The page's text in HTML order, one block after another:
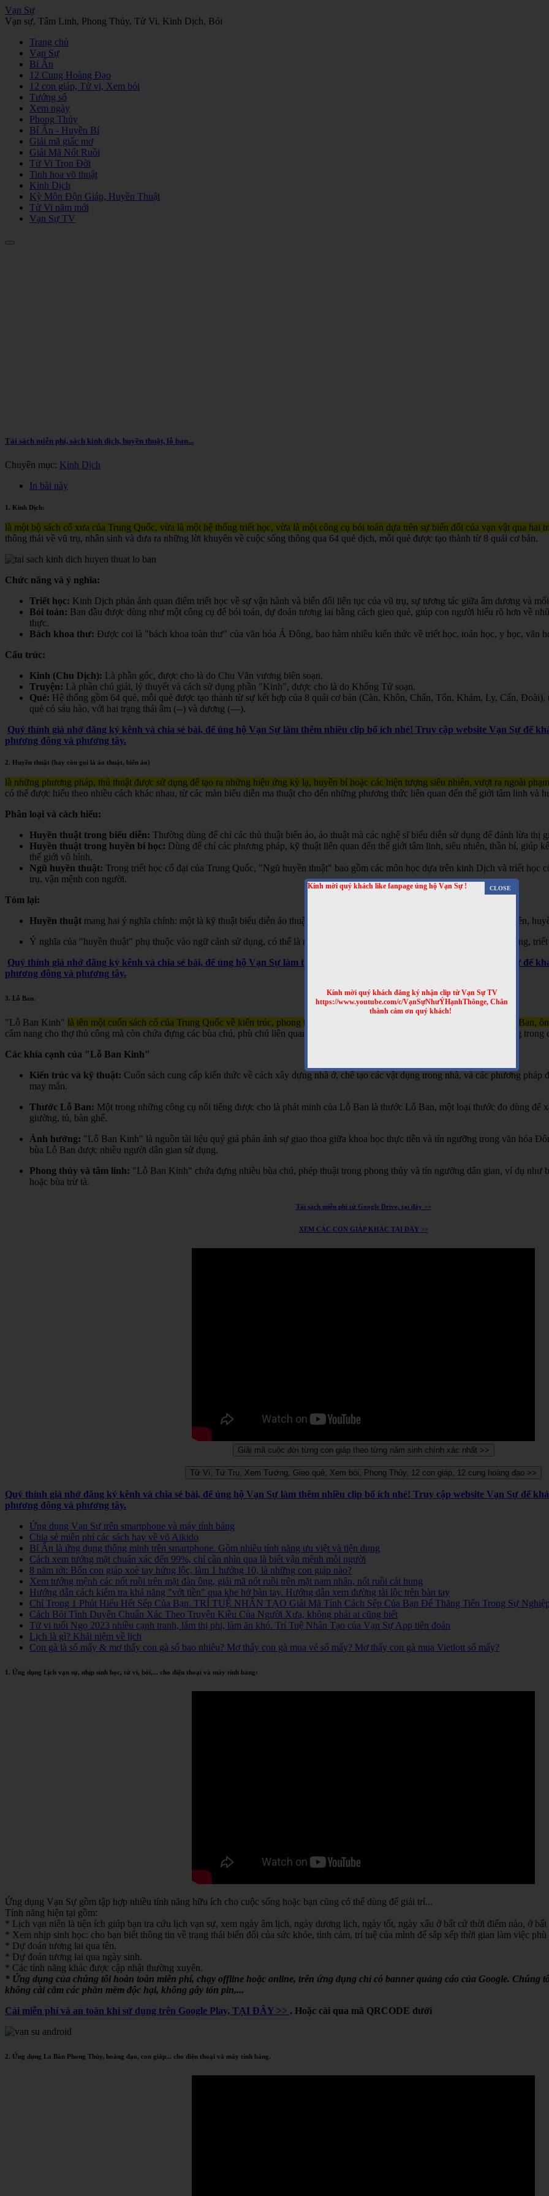
Kính mời quý khách like fanpage ủng hộ Vạn Sự !
Kính mời quý khách đăng ký nhận clip từ Vạn Sự TV
https://www.youtube.com/c/VạnSựNhưÝHạnhThônge, Chân
thành cảm ơn quý khách!
Vạn Sự
Vạn sự, Tâm Linh, Phong Thủy, Tử Vi, Kinh Dịch, Bói
Trang chủ
Vạn Sự
Bí Ẩn
12 Cung Hoàng Đạo
12 con giáp, Tử vi, Xem bói
Tướng số
Xem ngày
Phong Thủy
Bí Ẩn - Huyền Bí
Giải mã giấc mơ
Giải Mã Nốt Ruồi
Tử Vi Trọn Đời
Tinh hoa võ thuật
Kinh Dịch
Kỳ Môn Độn Giáp, Huyền Thuật
Tử Vi năm mới
Vạn Sự TV
Tải sách miễn phí, sách kinh dịch, huyền thuật, lỗ ban...
Chuyên mục: Kinh Dịch
In bài này
1. Kinh Dịch:
là một bộ sách cổ xưa của Trung Quốc, vừa là một hệ thống triết học, vừa là một công cụ bói toán dựa trên sự biến đổi của vạn vật qua hai
thông thái về vũ trụ, nhân sinh và đưa ra những lời khuyên về cuộc sống thông qua 64 quẻ dịch, mỗi quẻ được tạo thành từ 8 quái cơ bản.
Chức năng và ý nghĩa:
Triết học: Kinh Dịch phản ánh quan điểm triết học về sự vận hành và biến đổi liên tục của vũ trụ, sự tương tác giữa âm dương và
Bói toán: Ban đầu được dùng như một công cụ để bói toán, dự đoán tương lai bằng cách gieo quẻ, giúp con người hiểu rõ hơn về
thực.
Bách khoa thư: Được coi là "bách khoa toàn thư" của văn hóa Á Đông, bao hàm nhiều kiến thức về triết học, toán học, y học, văn
Cấu trúc:
Kinh (Chu Dịch): Là phần gốc, được cho là do Chu Văn vương biên soạn.
Truyện: Là phần chú giải, lý thuyết và cách sử dụng phần "Kinh", được cho là do Khổng Tử soạn.
Quẻ: Hệ thống gồm 64 quẻ, mỗi quẻ được tạo thành từ sự kết hợp của 8 quái cơ bản (Càn, Khôn, Chấn, Tốn, Khảm, Ly, Cấn,
quẻ có sáu hào, với hai trạng thái âm (--) và dương (—).
Quý thính giả nhớ đăng ký kênh và chia sẻ bài, để ủng hộ Vạn Sự làm thêm nhiều clip bổ ích nhé! Truy cập website Vạn Sự để
phương đông và phương tây.
2. Huyền thuật (hay còn gọi là ảo thuật, biến ảo)
là những phương pháp, thủ thuật được sử dụng để tạo ra những hiệu ứng kỳ lạ, huyền bí hoặc các hiện tượng siêu nhiên, vượt ra ngoài
có thể được hiểu theo nhiều cách khác nhau, từ các màn biểu diễn ma thuật cho đến những phương thức liên quan đến thế giới tâm linh và
Phân loại và cách hiểu:
Huyền thuật trong biểu diễn: Thường dùng để chỉ các thủ thuật biến ảo, ảo thuật mà các nghệ sĩ biểu diễn sử dụng để đánh lừa thị
Huyền thuật trong huyền bí học: Dùng để chỉ các phương pháp, kỹ thuật liên quan đến thế giới tâm linh, siêu nhiên, thần bí, giúp
thế giới vô hình.
Ngũ huyền thuật: Trong triết học cổ đại của Trung Quốc, "Ngũ huyền thuật" bao gồm các môn học dựa trên kinh Dịch và triết học
trụ, vận mệnh con người.
Tóm lại:
Huyền thuật mang hai ý nghĩa chính: một là kỹ thuật biểu diễn ảo thuật, hai là phương pháp giải thích các hiện tượng siêu nhiên,
Ý nghĩa của "huyền thuật" phụ thuộc vào ngữ cảnh sử dụng, có thể là một hình thức giải trí hoặc là một phần của các tín ngưỡng,
Quý thính giả nhớ đăng ký kênh và chia sẻ bài, để ủng hộ Vạn Sự làm thêm nhiều clip bổ ích nhé! Truy cập website Vạn Sự để
phương đông và phương tây.
3. Lỗ Ban.
"Lỗ Ban Kinh" là tên một cuốn sách cổ của Trung Quốc về kiến trúc, phong thủy và kỹ thuật xây dựng, gắn liền với tên tuổi của Lỗ Ban,
cẩm nang cho thợ thủ công mà còn chứa đựng các bùa chú, phù chú liên quan đến việc xây nhà, làm đồ đạc, và đôi khi được sử dụng
Các khía cạnh của "Lỗ Ban Kinh"
Kiến trúc và kỹ thuật: Cuốn sách cung cấp kiến thức về cách xây dựng nhà ở, chế tạo các vật dụng trong nhà, và các phương
may mắn.
Thước Lỗ Ban: Một trong những công cụ nổi tiếng được cho là phát minh của Lỗ Ban là thước Lỗ Ban, một loại thước đo dùng để
giường, tủ, bàn ghế.
Ảnh hưởng: "Lỗ Ban Kinh" là nguồn tài liệu quý giá phản ánh sự giao thoa giữa khoa học thực tiễn và tín ngưỡng trong văn hóa
bùa Lỗ Ban được nhiều người dân gian sử dụng.
Phong thủy và tâm linh: "Lỗ Ban Kinh" chứa đựng nhiều bùa chú, phép thuật trong phong thủy và tín ngưỡng dân gian, ví dụ như
hoặc bùa trừ tà.
Tải sách miễn phí từ Google Drive, tại đây >>
XEM CÁC CON GIÁP KHÁC TẠI ĐÂY >>
Quý thính giả nhớ đăng ký kênh và chia sẻ bài, để ủng hộ Vạn Sự làm thêm nhiều clip bổ ích nhé! Truy cập website Vạn Sự để
phương đông và phương tây.
Ứng dụng Vạn Sự trên smartphone và máy tính bảng
Chia sẻ miễn phí các sách hay về võ Aikido
Bí Ẩn là ứng dụng thông minh trên smartphone. Gồm nhiều tính năng ưu việt và tiện dụng
Cách xem tướng mặt chuẩn xác đến 99%, chỉ cần nhìn qua là biết vận mệnh mỗi người
8 năm tới: Bốn con giáp xoè tay hứng lộc, làm 1 hưởng 10, là những con giáp nào?
Xem tướng mệnh các nốt ruồi trên mặt đàn ông, giải mã nốt ruồi trên mặt nam nhân, nốt ruồi cát hung
Hướng dẫn cách kiểm tra khả năng "vớt tiền" qua khe hở bàn tay. Hướng dẫn xem đường tài lộc trên bàn tay
Chỉ Trong 1 Phút Hiểu Hết Sếp Của Bạn. TRÍ TUỆ NHÂN TẠO Giải Mã Tính Cách Sếp Của Bạn Để Thăng Tiến Trong Sự Nghiệp
Cách Bói Tình Duyên Chuẩn Xác Theo Truyện Kiều Của Người Xưa, không phải ai cũng biết
Tử vi tuổi Ngọ 2023 nhiều cạnh tranh, lắm thị phi, làm ăn khó. Trí Tuệ Nhân Tạo của Vạn Sự App tiên đoán
Lịch là gì? Khái niệm về lịch
Con gà là số mấy & mơ thấy con gà số bao nhiêu? Mơ thấy con gà mua vé số mấy? Mơ thấy con gà mua Vietlott số mấy?
1. Ứng dụng Lịch vạn sự, nhịp sinh học, tử vi, bói,... cho điện thoại và máy tính bảng:
Ứng dụng Vạn Sự gồm tập hợp nhiều tính năng hữu ích cho cuộc sống hoặc bạn cũng có thể dùng để giải trí...
Tính năng hiện tại gồm:
* Lịch vạn niên là tiện ích giúp bạn tra cứu lịch vạn sự, xem ngày âm lịch, ngày dương lịch, ngày tốt, ngày xấu ở bất cứ thời điểm nào, ở bất
* Xem nhịp sinh học: cho bạn biết thông tin về trạng thái biến đổi của sức khỏe, tình cảm, trí tuệ của mình để sắp xếp thời gian làm việc phù
* Dự đoán tương lai qua tên.
* Dự đoán tương lai qua ngày sinh.
* Các tính năng khác được cập nhật thường xuyên.
* Ứng dụng của chúng tôi hoàn toàn miễn phí, chạy offline hoặc online, trên ứng dụng chỉ có banner quảng cáo của Google. Chúng
không cài cắm các phần mềm độc hại, không gây tốn pin,...
Cài miễn phí và an toàn khi sử dụng trên Google Play, TẠI ĐÂY >> . Hoặc cài qua mã QRCODE dưới
2. Ứng dụng La Bàn Phong Thủy, hoàng đạo, con giáp... cho điện thoại và máy tính bảng.